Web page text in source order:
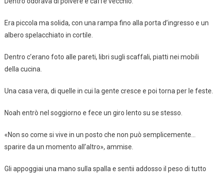
Era piccola ma solida, con una rampa fino alla porta d’ingresso e un
albero spelacchiato in cortile.
Dentro c’erano foto alle pareti, libri sugli scaffali, piatti nei mobili
della cucina.
Una casa vera, di quelle in cui la gente cresce e poi torna per le feste.
Noah entrò nel soggiorno e fece un giro lento su se stesso.
«Non so come si vive in un posto che non può semplicemente…
sparire da un momento all’altro», ammise.
Gli appoggiai una mano sulla spalla e sentii addosso il peso di tutto